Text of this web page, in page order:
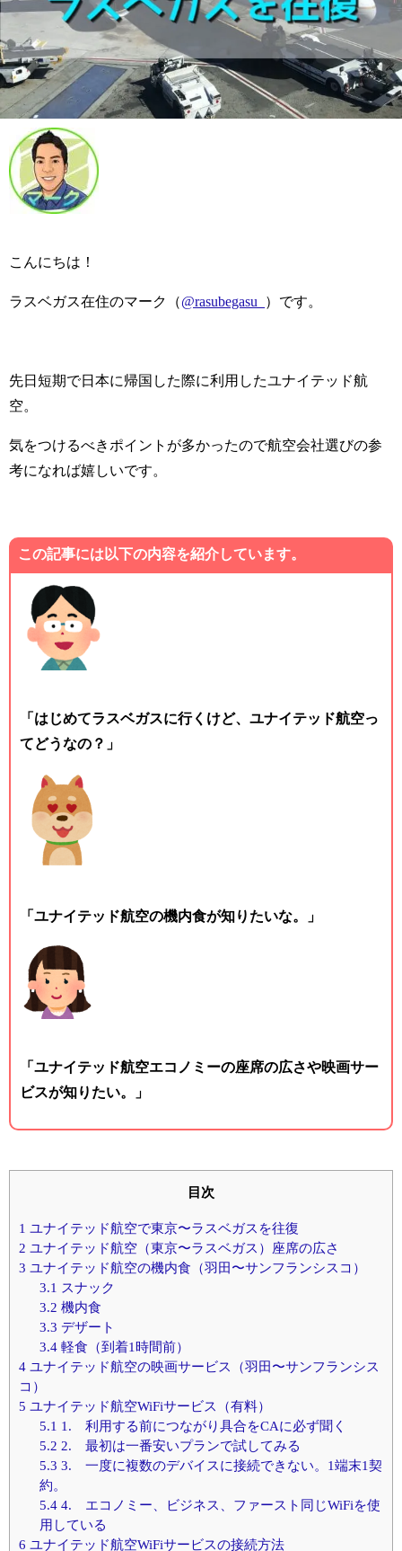
こんにちは！
ラスベガス在住のマーク（@rasubegasu_ ）です。
先日短期で日本に帰国した際に利用したユナイテッド航
空。
気をつけるべきポイントが多かったので航空会社選びの参
考になれば嬉しいです。
この記事には以下の内容を紹介しています。
「はじめてラスベガスに行くけど、ユナイテッド航空っ
てどうなの？」
「ユナイテッド航空の機内食が知りたいな。」
「ユナイテッド航空エコノミーの座席の広さや映画サー
ビスが知りたい。」
目次
1 ユナイテッド航空で東京〜ラスベガスを往復
2 ユナイテッド航空（東京〜ラスベガス）座席の広さ
3 ユナイテッド航空の機内食（羽田〜サンフランシスコ）
3.1 スナック
3.2 機内食
3.3 デザート
3.4軽食（到着1時間前）
4 ユナイテッド航空の映画サービス（羽田〜サンフランシス
コ）
5 ユナイテッド航空WiFiサービス（有料）
5.1 1. 利用する前につながり具合をCAに必ず聞く
5.2 2. 最初は一番安いプランで試してみる
5.3 3. 一度に複数のデバイスに接続できない。1端末1契
約。
5.44. エコノミー、ビジネス、ファースト同じWiFiを使
用している
6 ユナイテッド航空WiFiサービスの接続方法